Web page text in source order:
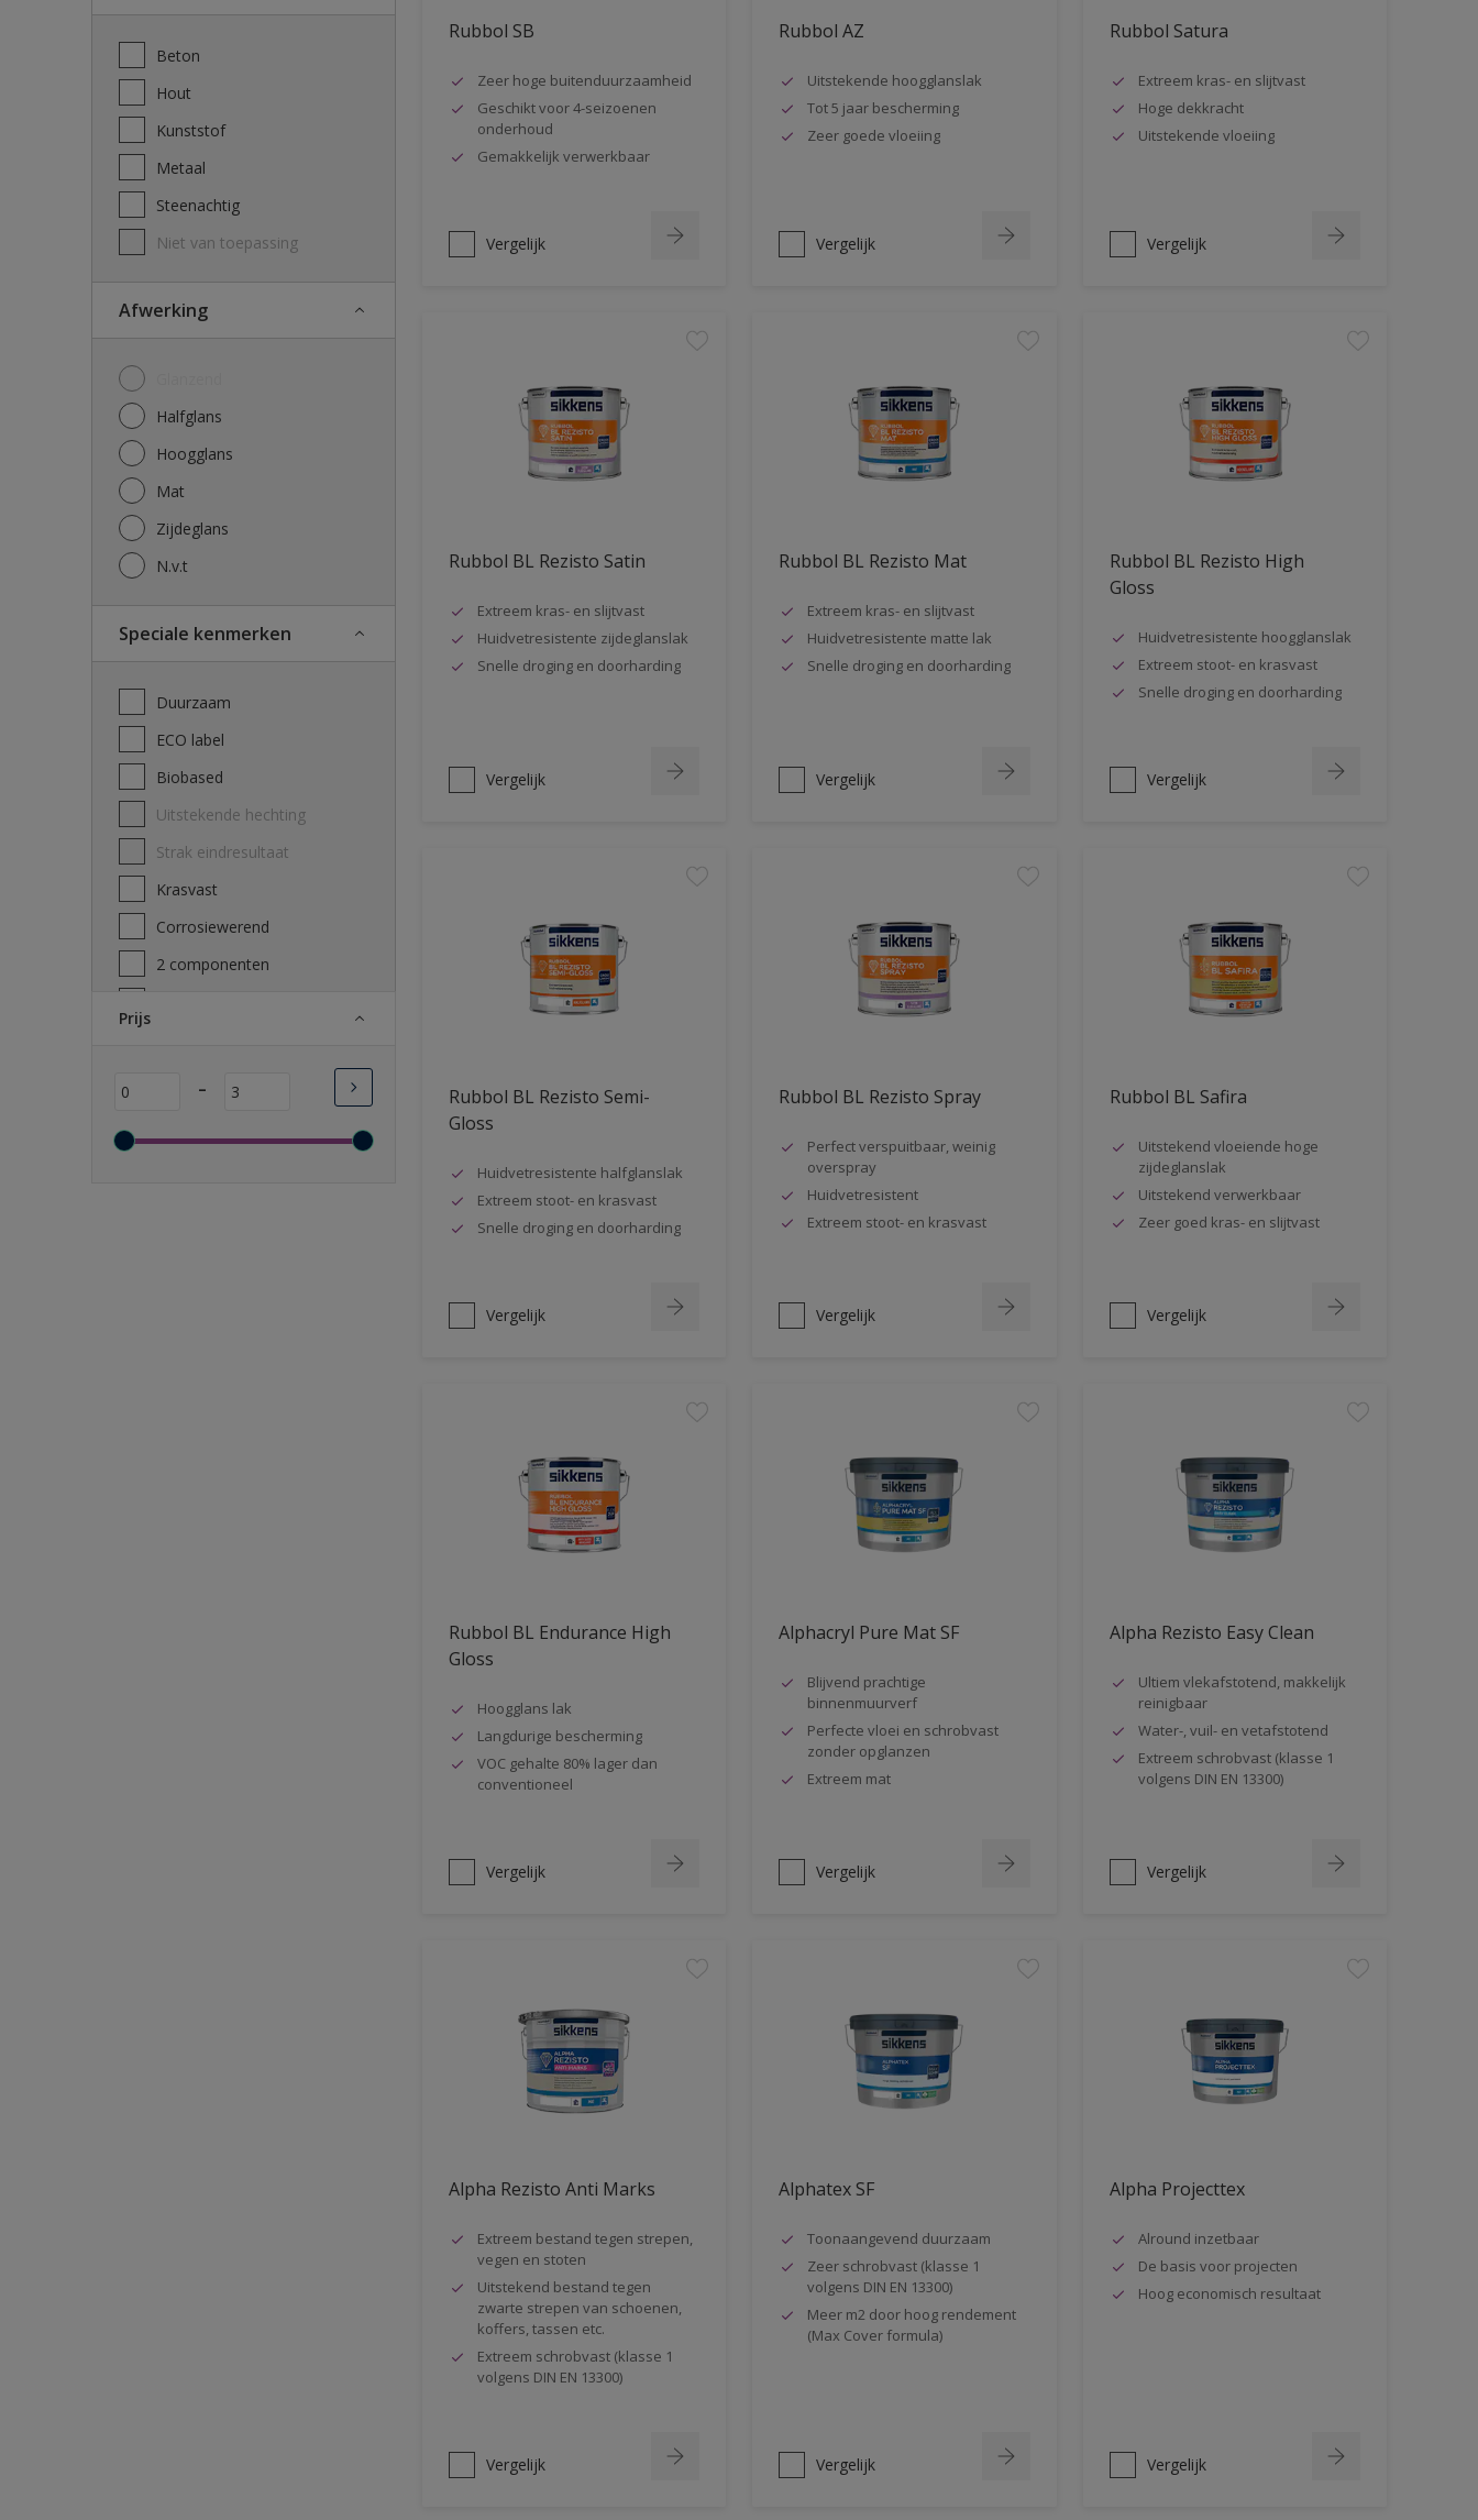
Beton
Hout
Kunststof
Metaal
Steenachtig
Niet van toepassing
Afwerking
Halfglans
Hoogglans
Mat
Zijdeglans
N.v.t
Speciale kenmerken
Duurzaam
ECO label
Biobased
Uitstekende hechting
Strak eindresultaat
Krasvast
Corrosiewerend
2 componenten
Wasbaar
Sneldrogend
Prijs
-
Rubbol SB
Zeer hoge buitenduurzaamheid
Geschikt voor 4-seizoenen
onderhoud
Gemakkelijk verwerkbaar
Vergelijk
Rubbol AZ
Uitstekende hoogglanslak
Tot 5 jaar bescherming
Zeer goede vloeiing
Vergelijk
Rubbol Satura
Extreem kras- en slijtvast
Hoge dekkracht
Uitstekende vloeiing
Vergelijk
Rubbol BL Rezisto Satin
Extreem kras- en slijtvast
Huidvetresistente zijdeglanslak
Snelle droging en doorharding
Vergelijk
Rubbol BL Rezisto Mat
Extreem kras- en slijtvast
Huidvetresistente matte lak
Snelle droging en doorharding
Vergelijk
Rubbol BL Rezisto High
Gloss
Huidvetresistente hoogglanslak
Extreem stoot- en krasvast
Snelle droging en doorharding
Vergelijk
Rubbol BL Rezisto Semi-
Gloss
Huidvetresistente halfglanslak
Extreem stoot- en krasvast
Snelle droging en doorharding
Vergelijk
Rubbol BL Rezisto Spray
Perfect verspuitbaar, weinig
overspray
Huidvetresistent
Extreem stoot- en krasvast
Vergelijk
Rubbol BL Safira
Uitstekend vloeiende hoge
zijdeglanslak
Uitstekend verwerkbaar
Zeer goed kras- en slijtvast
Vergelijk
Rubbol BL Endurance High
Gloss
Hoogglans lak
Langdurige bescherming
VOC gehalte 80% lager dan
conventioneel
Vergelijk
Alphacryl Pure Mat SF
Blijvend prachtige
binnenmuurverf
Perfecte vloei en schrobvast
zonder opglanzen
Extreem mat
Vergelijk
Alpha Rezisto Easy Clean
Ultiem vlekafstotend, makkelijk
reinigbaar
Water-, vuil- en vetafstotend
Extreem schrobvast (klasse 1
volgens DIN EN 13300)
Vergelijk
Alpha Rezisto Anti Marks
Extreem bestand tegen strepen,
vegen en stoten
Uitstekend bestand tegen
zwarte strepen van schoenen,
koffers, tassen etc.
Extreem schrobvast (klasse 1
volgens DIN EN 13300)
Vergelijk
Alphatex SF
Toonaangevend duurzaam
Zeer schrobvast (klasse 1
volgens DIN EN 13300)
Meer m2 door hoog rendement
(Max Cover formula)
Vergelijk
Alpha Projecttex
Alround inzetbaar
De basis voor projecten
Hoog economisch resultaat
Vergelijk